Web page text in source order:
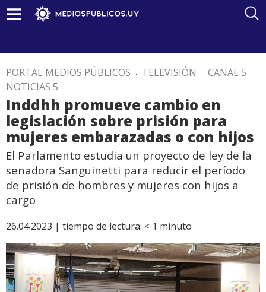
PORTAL MEDIOS PÚBLICOS . TELEVISIÓN . CANAL 5 .
NOTICIAS 5 .
Inddhh promueve cambio en
legislación sobre prisión para
mujeres embarazadas o con hijos
El Parlamento estudia un proyecto de ley de la
senadora Sanguinetti para reducir el período
de prisión de hombres y mujeres con hijos a
cargo
26.04.2023 | tiempo de lectura: < 1 minuto